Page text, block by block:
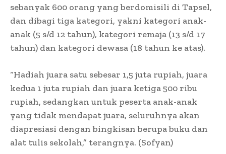
sebanyak 600 orang yang berdomisili di Tapsel,
dan dibagi tiga kategori, yakni kategori anak-
anak (5 s/d 12 tahun), kategori remaja (13 s/d 17
tahun) dan kategori dewasa (18 tahun ke atas).
“Hadiah juara satu sebesar 1,5 juta rupiah, juara
kedua 1 juta rupiah dan juara ketiga 500 ribu
rupiah, sedangkan untuk peserta anak-anak
yang tidak mendapat juara, seluruhnya akan
diapresiasi dengan bingkisan berupa buku dan
alat tulis sekolah,” terangnya. (Sofyan)